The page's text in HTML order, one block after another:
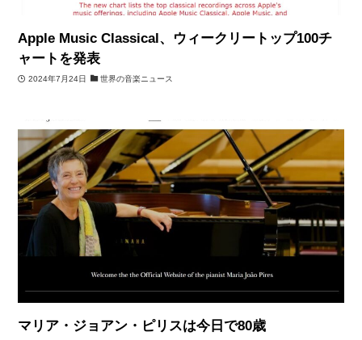
Apple Music Classical、ウィークリートップ100チ
ャートを発表
2024年7月24日 世界の音楽ニュース
マリア・ジョアン・ピリスは今日で80歳